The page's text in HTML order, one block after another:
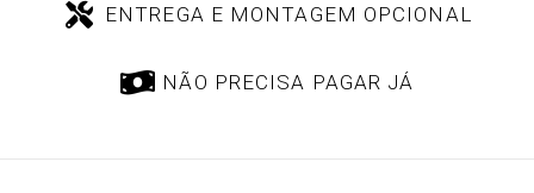
ENTREGA E MONTAGEM OPCIONAL
NÃO PRECISA PAGAR JÁ